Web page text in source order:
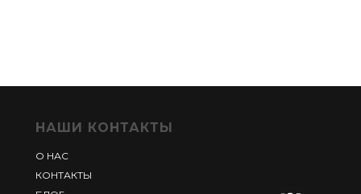
НАШИ КОНТАКТЫ
О НАС
КОНТАКТЫ